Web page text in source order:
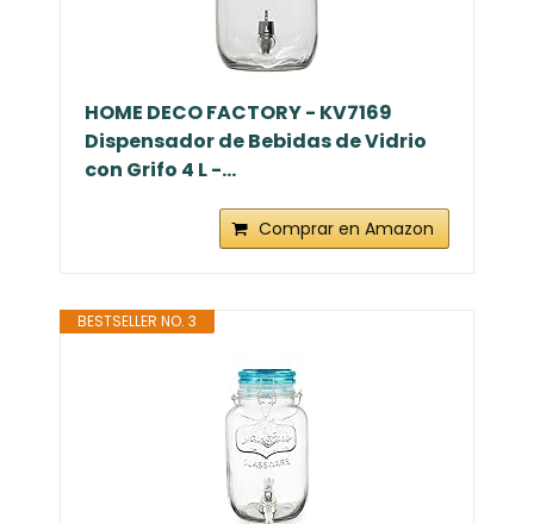
HOME DECO FACTORY - KV7169
Dispensador de Bebidas de Vidrio
con Grifo 4 L -...
Comprar en Amazon
BESTSELLER NO. 3